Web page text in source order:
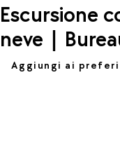
Escursione
neve |
Aggiungi ai
Aggiungi ai